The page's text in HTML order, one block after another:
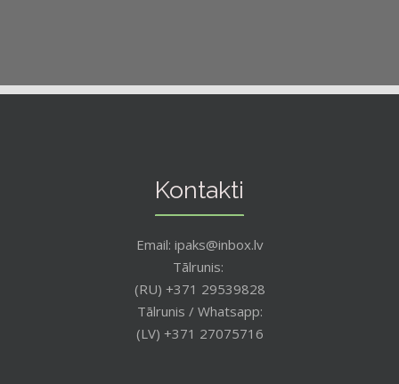
Kontakti
Email: ipaks@inbox.lv
Tālrunis:
(RU) +371 29539828
Tālrunis / Whatsapp:
(LV) +371 27075716